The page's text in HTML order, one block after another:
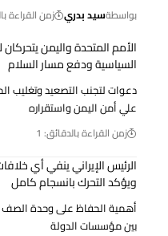
بواسطةسيد بدري زمن القراءة
الأمم المتحدة واليمن يتحركان
السياسية ودفع مسار السلام
دعوات لتجنب التصعيد وتغليب
علي أمن اليمن واستقراره
زمن القراءة بالدقائق: 1
الرئيس الإيراني ينفي أي
ويؤكد التحرك بانسجام كامل
أهمية الحفاظ على وحدة الصف
بين مؤسسات الدولة